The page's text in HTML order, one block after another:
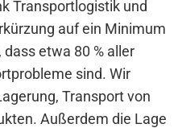
Transportlogistik und
auf ein Minimum
etwa 80 % aller
sind. Wir
Transport von
Außerdem die Lage